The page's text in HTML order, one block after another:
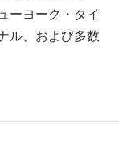
ーヨーク・タイ
ル、および多数